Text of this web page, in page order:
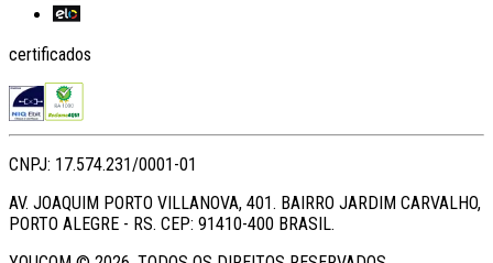
certificados
CNPJ: 17.574.231/0001-01
AV. JOAQUIM PORTO VILLANOVA, 401. BAIRRO JARDIM CARVALHO,
PORTO ALEGRE - RS. CEP: 91410-400 BRASIL.